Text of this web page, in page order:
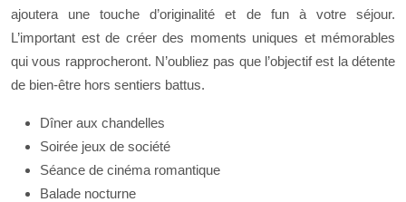
ajoutera une touche d’originalité et de fun à votre séjour.
L’important est de créer des moments uniques et mémorables
qui vous rapprocheront. N’oubliez pas que l’objectif est la détente
de bien-être hors sentiers battus.
Dîner aux chandelles
Soirée jeux de société
Séance de cinéma romantique
Balade nocturne